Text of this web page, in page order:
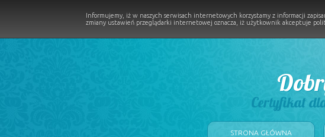
Certyfikat
STRONA GŁÓWNA
Informujemy, iż w naszych serwisach internetowych korzystamy z informacji
zmiany ustawień przeglądarki internetowej oznacza, iż użytkownik akceptuje